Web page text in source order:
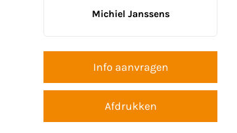
Michiel Janssens
Info aanvragen
Afdrukken